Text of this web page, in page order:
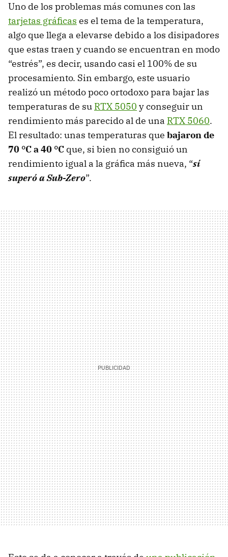
Uno de los problemas más comunes con las
tarjetas gráficas es el tema de la temperatura,
algo que llega a elevarse debido a los disipadores
que estas traen y cuando se encuentran en modo
“estrés”, es decir, usando casi el 100% de su
procesamiento. Sin embargo, este usuario
realizó un método poco ortodoxo para bajar las
temperaturas de su RTX 5050 y conseguir un
rendimiento más parecido al de una RTX 5060.
El resultado: unas temperaturas que bajaron de
70 °C a 40 °C que, si bien no consiguió un
rendimiento igual a la gráfica más nueva, “sí
superó a Sub-Zero”.